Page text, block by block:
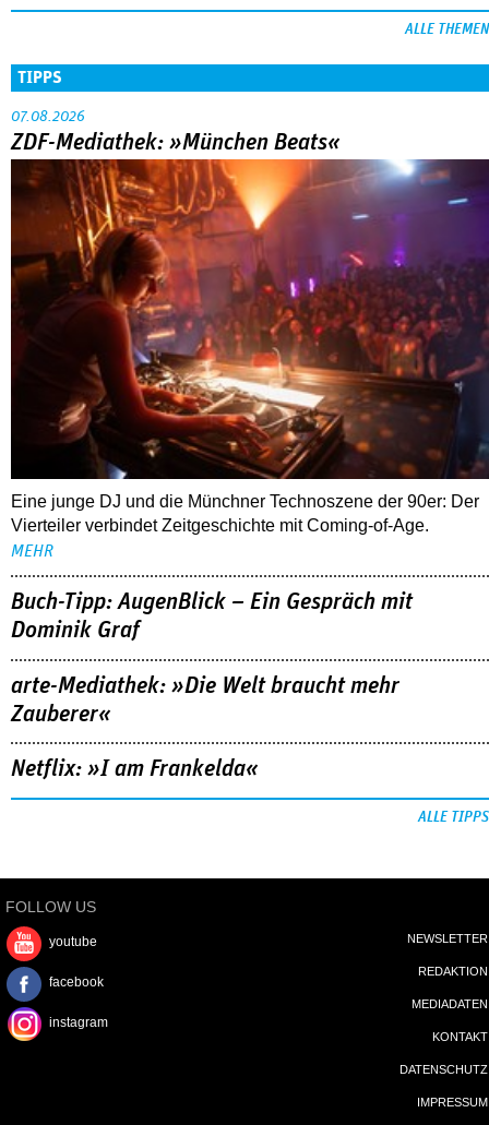
ALLE THEMEN
TIPPS
07.08.2026
ZDF-Mediathek: »München Beats«
Eine junge DJ und die Münchner Technoszene der 90er: Der
Vierteiler verbindet Zeitgeschichte mit Coming-of-Age.
MEHR
Buch-Tipp: AugenBlick – Ein Gespräch mit
Dominik Graf
arte-Mediathek: »Die Welt braucht mehr
Zauberer«
Netflix: »I am Frankelda«
ALLE TIPPS
FOLLOW US
youtube
facebook
instagram
NEWSLETTER
REDAKTION
MEDIADATEN
KONTAKT
DATENSCHUTZ
IMPRESSUM